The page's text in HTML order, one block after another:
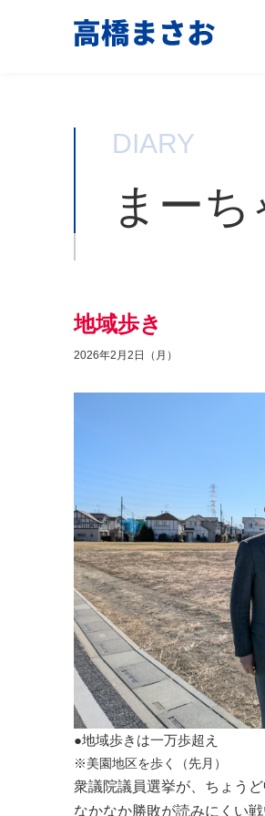
DIARY
まー
地域歩き
2026年2月2日（月）
●地域歩きは一万歩超え
※美園地区を歩く（先月）
衆議院議員選挙が、ちょうど
なかなか勝敗が読みにくい戦